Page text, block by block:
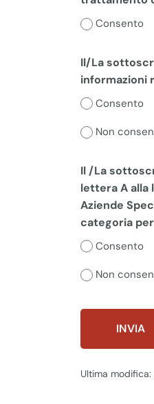
Consento
Il/La
informazioni
Consento
Non
Il /La
lettera A alla
Aziende
categoria
Consento
Non
Ultima